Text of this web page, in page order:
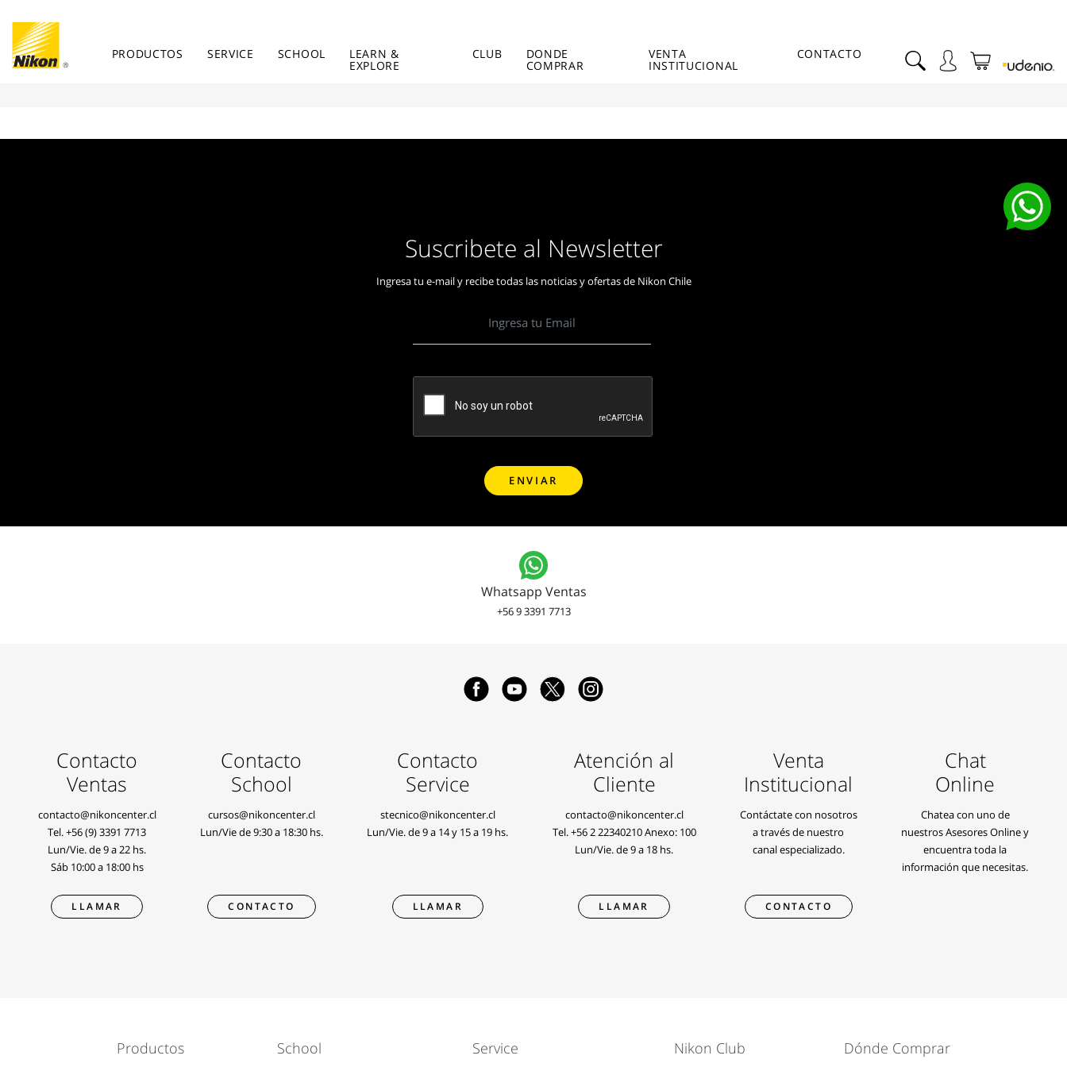
PRODUCTOS SERVICE SCHOOL LEARN &
EXPLORE
CLUB DONDE
COMPRAR
VENTA
INSTITUCIONAL
CONTACTO
Suscribete al Newsletter
Ingresa tu e-mail y recibe todas las noticias y ofertas de Nikon Chile
Whatsapp Ventas
+56 9 3391 7713
Contacto
Ventas
contacto@nikoncenter.cl
Tel.+56 (9) 3391 7713
Lun/Vie. de 9 a 22 hs.
Sáb 10:00 a 18:00 hs
LLAMAR
Contacto
School
cursos@nikoncenter.cl
Lun/Vie de 9:30 a 18:30 hs.
CONTACTO
Contacto
Service
stecnico@nikoncenter.cl
Lun/Vie. de 9 a 14 y 15 a 19 hs.
LLAMAR
Atención al
Cliente
contacto@nikoncenter.cl
Tel.+56 2 22340210Anexo: 100
Lun/Vie. de 9 a 18 hs.
LLAMAR
Venta
Institucional
Contáctate con nosotros
a través de nuestro
canal especializado.
CONTACTO
Chat
Online
Chatea con uno de
nuestros Asesores Online y
encuentra toda la
información que necesitas.
Productos School Service Nikon Club Dónde Comprar